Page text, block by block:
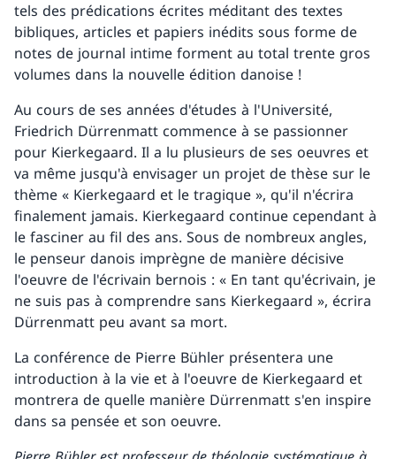
tels des prédications écrites méditant des textes
bibliques, articles et papiers inédits sous forme de
notes de journal intime forment au total trente gros
volumes dans la nouvelle édition danoise !
Au cours de ses années d'études à l'Université,
Friedrich Dürrenmatt commence à se passionner
pour Kierkegaard. Il a lu plusieurs de ses oeuvres et
va même jusqu'à envisager un projet de thèse sur le
thème « Kierkegaard et le tragique », qu'il n'écrira
finalement jamais. Kierkegaard continue cependant à
le fasciner au fil des ans. Sous de nombreux angles,
le penseur danois imprègne de manière décisive
l'oeuvre de l'écrivain bernois : « En tant qu'écrivain, je
ne suis pas à comprendre sans Kierkegaard », écrira
Dürrenmatt peu avant sa mort.
La conférence de Pierre Bühler présentera une
introduction à la vie et à l'oeuvre de Kierkegaard et
montrera de quelle manière Dürrenmatt s'en inspire
dans sa pensée et son oeuvre.